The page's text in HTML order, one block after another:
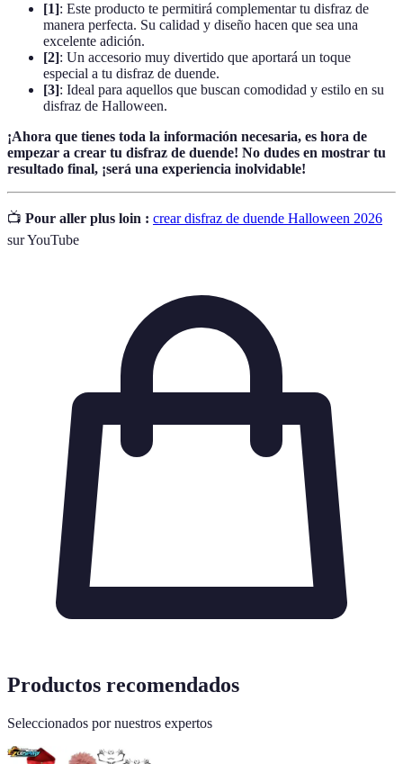
[1]: Este producto te permitirá complementar tu disfraz de
manera perfecta. Su calidad y diseño hacen que sea una
excelente adición.
[2]: Un accesorio muy divertido que aportará un toque
especial a tu disfraz de duende.
[3]: Ideal para aquellos que buscan comodidad y estilo en su
disfraz de Halloween.
¡Ahora que tienes toda la información necesaria, es hora de
empezar a crear tu disfraz de duende! No dudes en mostrar tu
resultado final, ¡será una experiencia inolvidable!
📺 Pour aller plus loin : crear disfraz de duende Halloween 2026
sur YouTube
Productos recomendados
Seleccionados por nuestros expertos